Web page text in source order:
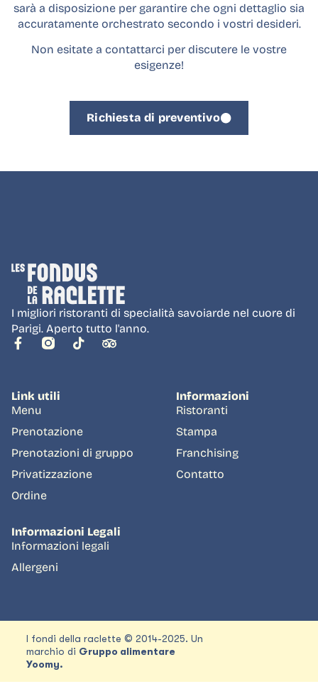
sarà a disposizione per garantire che ogni dettaglio sia
accuratamente orchestrato secondo i vostri desideri.
Non esitate a contattarci per discutere le vostre
esigenze!
Richiesta di preventivo
I migliori ristoranti di specialità savoiarde nel cuore di
Parigi. Aperto tutto l'anno.
Informazioni
Ristoranti
Stampa
Franchising
Contatto
Link utili
Menu
Prenotazione
Prenotazioni di gruppo
Privatizzazione
Ordine
Informazioni Legali
Informazioni legali
Allergeni
I fondi della raclette © 2014-2025. Un
marchio di Gruppo alimentare
Yoomy.